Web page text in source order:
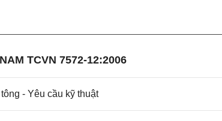
TCVN 7572-12:2006
- Yêu cầu kỹ thuật